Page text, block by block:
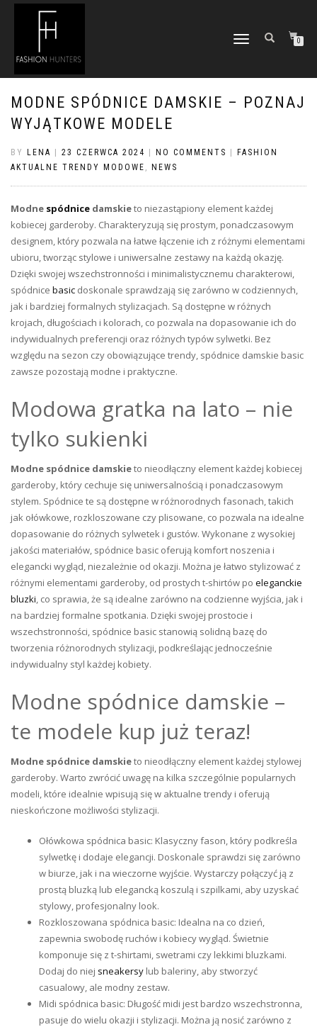
TOGGLE
0
MODNE SPÓDNICE DAMSKIE – POZNAJ
WYJĄTKOWE MODELE
BY LENA 23 CZERWCA 2024 NO COMMENTS
FASHION
AKTUALNE TRENDY MODOWE , NEWS
Modne spódnice damskieto niezastąpiony element każdej
kobiecej garderoby. Charakteryzują się prostym, ponadczasowym
designem, który pozwala na łatwe łączenie ich z różnymi elementami
ubioru, tworząc stylowe i uniwersalne zestawy na każdą okazję.
Dzięki swojej wszechstronności i minimalistycznemu charakterowi,
spódnice basic doskonale sprawdzają się zarówno w codziennych,
jak i bardziej formalnych stylizacjach. Są dostępne w różnych
krojach, długościach i kolorach, co pozwala na dopasowanie ich do
indywidualnych preferencji oraz różnych typów sylwetki. Bez
względu na sezon czy obowiązujące trendy, spódnice damskie basic
zawsze pozostają modne i praktyczne.
Modowa gratka na lato – nie
tylko sukienki
Modne spódnice damskieto nieodłączny element każdej kobiecej
garderoby, który cechuje się uniwersalnością i ponadczasowym
stylem. Spódnice te są dostępne w różnorodnych fasonach, takich
jak ołówkowe, rozkloszowane czy plisowane, co pozwala na idealne
dopasowanie do różnych sylwetek i gustów. Wykonane z wysokiej
jakości materiałów, spódnice basic oferują komfort noszenia i
elegancki wygląd, niezależnie od okazji. Można je łatwo stylizować z
różnymi elementami garderoby, od prostych t-shirtów po eleganckie
bluzki, co sprawia, że są idealne zarówno na codzienne wyjścia, jak i
na bardziej formalne spotkania. Dzięki swojej prostocie i
wszechstronności, spódnice basic stanowią solidną bazę do
tworzenia różnorodnych stylizacji, podkreślając jednocześnie
indywidualny styl każdej kobiety.
Modne spódnice damskie –
te modele kup już teraz!
Modne spódnice damskieto nieodłączny element każdej stylowej
garderoby. Warto zwrócić uwagę na kilka szczególnie popularnych
modeli, które idealnie wpisują się w aktualne trendy i oferują
nieskończone możliwości stylizacji.
Ołówkowa spódnica basic: Klasyczny fason, który podkreśla
sylwetkę i dodaje elegancji. Doskonale sprawdzi się zarówno
w biurze, jak i na wieczorne wyjście. Wystarczy połączyć ją z
prostą bluzką lub elegancką koszulą i szpilkami, aby uzyskać
stylowy, profesjonalny look.
Rozkloszowana spódnica basic: Idealna na co dzień,
zapewnia swobodę ruchów i kobiecy wygląd. Świetnie
komponuje się z t-shirtami, swetrami czy lekkimi bluzkami.
Dodaj do niej sneakersy lub baleriny, aby stworzyć
casualowy, ale modny zestaw.
Midi spódnica basic: Długość midi jest bardzo wszechstronna,
pasuje do wielu okazji i stylizacji. Można ją nosić zarówno z